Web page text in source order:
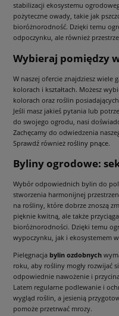
stabilizacji ekosystemu
pożyteczne owady, takie jak
bioróżnorodność. Dzięki temu
odpoczynku, ale również
Wybieraj pomiędzy
W naszej ofercie znajdziesz wiele
kolorach i kształtach. Możesz
kolorach oraz roślin
Jeśli masz jakieś pytania lub
do swojego ogrodu, nasi
Zachęcamy do odwiedzenia
Sprawdź również rośliny pnące.
Byliny ogrodowe:
Wybór odpowiednich bylin do
stworzenia harmonijnej
na rośliny, które dobrze znoszą
pięknie kwitną, ale także
bioróżnorodności. Dzięki temu
wypoczynku, jak i ekosystemem
Pielęgnacja bylin ozdobnych
roku, aby rośliny mogły rozwijać
odpowiednie nawożenie i
Latem regularne podlewanie i
wygląd roślin, a jesienią
pomoże przetrwać mrozy.